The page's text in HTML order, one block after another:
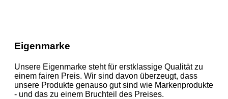
Eigenmarke
Unsere Eigenmarke steht für erstklassige Qualität zu
einem fairen Preis. Wir sind davon überzeugt, dass
unsere Produkte genauso gut sind wie Markenprodukte
- und das zu einem Bruchteil des Preises.